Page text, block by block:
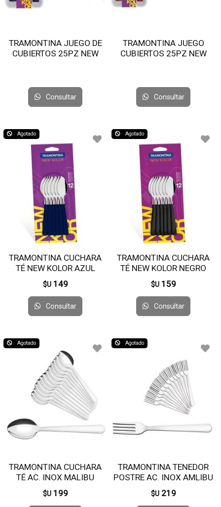
TRAMONTINA JUEGO DE
CUBIERTOS 25PZ NEW
Consultar
TRAMONTINA JUEGO
CUBIERTOS 25PZ NEW
Consultar
Agotado
TRAMONTINA CUCHARA
TÉ NEW KOLOR AZUL
23167/910 X12 UNI
$U 149
Consultar
Agotado
TRAMONTINA CUCHARA
TÉ NEW KOLOR NEGRO
23167/900 X 12 UNI
$U 159
Consultar
Agotado
TRAMONTINA CUCHARA
TÉ AC. INOX MALIBU
23737/000 X 12 UN
$U 199
Agotado
TRAMONTINA TENEDOR
POSTRE AC. INOX AMLIBU
23735/000 X 12 UN
$U 219